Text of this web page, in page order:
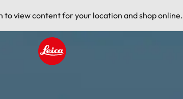
to view content for your location and shop online.